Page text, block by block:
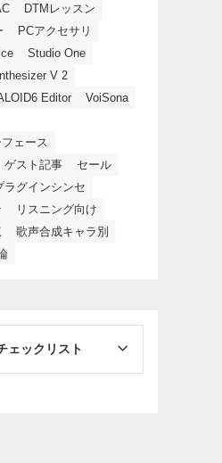
DTMレッスン
PCアクセサリ
Studio One
V 2
Editor
VoiSona
ェース
ゲスト記事
セール
ラグインシンセ
リスニング向け
歌声合成キャラ別
ェックリスト